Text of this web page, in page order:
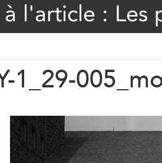
l'article : Les
1_29-